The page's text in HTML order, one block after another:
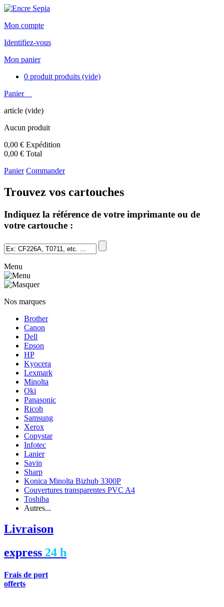
Mon compte
Identifiez-vous
Mon panier
0 produit produits (vide)
Panier
article (vide)
Aucun produit
0,00 € Expédition
0,00 € Total
Panier Commander
Trouvez vos cartouches
Indiquez la référence de votre imprimante ou de
votre cartouche :
Menu
Nos marques
Brother
Canon
Dell
Epson
HP
Kyocera
Lexmark
Minolta
Oki
Panasonic
Ricoh
Samsung
Xerox
Copystar
Infotec
Lanier
Savin
Sharp
Konica Minolta Bizhub 3300P
Couvertures transparentes PVC A4
Toshiba
Autres...
Livraison
express 24 h
Frais de port
offerts